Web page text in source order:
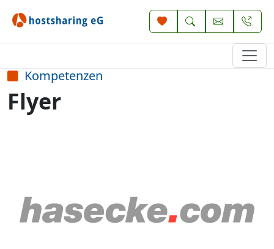
Kompetenzen
Flyer